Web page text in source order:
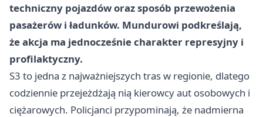
techniczny pojazdów oraz sposób przewożenia
pasażerów i ładunków. Mundurowi podkreślają,
że akcja ma jednocześnie charakter represyjny i
profilaktyczny.
S3 to jedna z najważniejszych tras w regionie, dlatego
codziennie przejeżdżają nią kierowcy aut osobowych i
ciężarowych. Policjanci przypominają, że nadmierna